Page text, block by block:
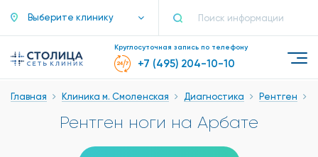
Выберите клинику
Круглосуточная запись по телефону
+7 (495) 204-10-10
Главная Клиника м. Смоленская Диагностика Рентген
Рентген ноги на Арбате